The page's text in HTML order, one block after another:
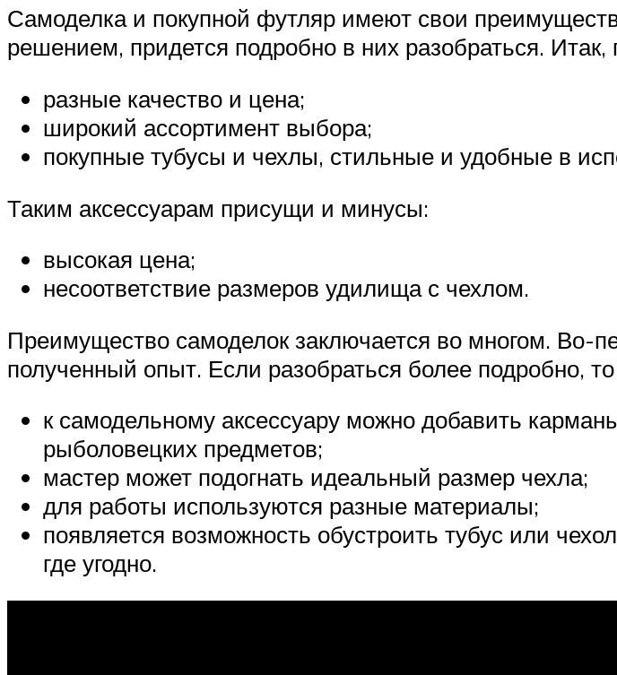
Самоделка и покупной футляр имеют свои
решением, придется подробно в них разобраться.
разные качество и цена;
широкий ассортимент выбора;
покупные тубусы и чехлы, стильные и удобные в
Таким аксессуарам присущи и минусы:
высокая цена;
несоответствие размеров удилища с чехлом.
Преимущество самоделок заключается во многом. Во-
полученный опыт. Если разобраться более подробно,
к самодельному аксессуару можно добавить
рыболовецких предметов;
мастер может подогнать идеальный размер чехла;
для работы используются разные материалы;
появляется возможность обустроить тубус или
где угодно.